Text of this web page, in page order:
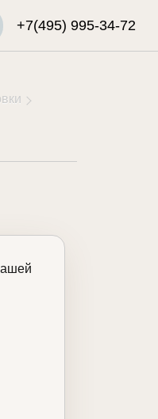
+7(495) 995-34-72